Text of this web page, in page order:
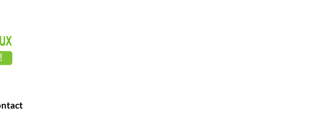
| Bordeaux